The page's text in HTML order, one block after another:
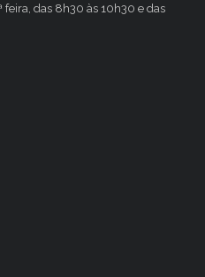
feira, das 8h30 às 10h30 e das